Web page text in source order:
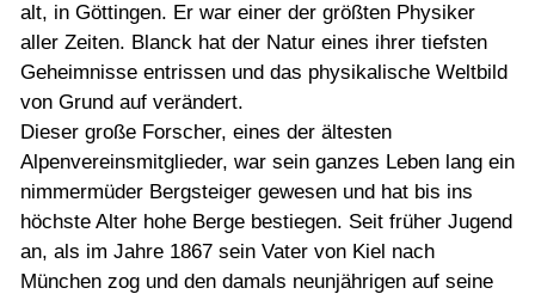
alt, in Göttingen. Er war einer der größten Physiker
aller Zeiten. Blanck hat der Natur eines ihrer tiefsten
Geheimnisse entrissen und das physikalische Weltbild
von Grund auf verändert.
Dieser große Forscher, eines der ältesten
Alpenvereinsmitglieder, war sein ganzes Leben lang ein
nimmermüder Bergsteiger gewesen und hat bis ins
höchste Alter hohe Berge bestiegen. Seit früher Jugend
an, als im Jahre 1867 sein Vater von Kiel nach
München zog und den damals neunjährigen auf seine